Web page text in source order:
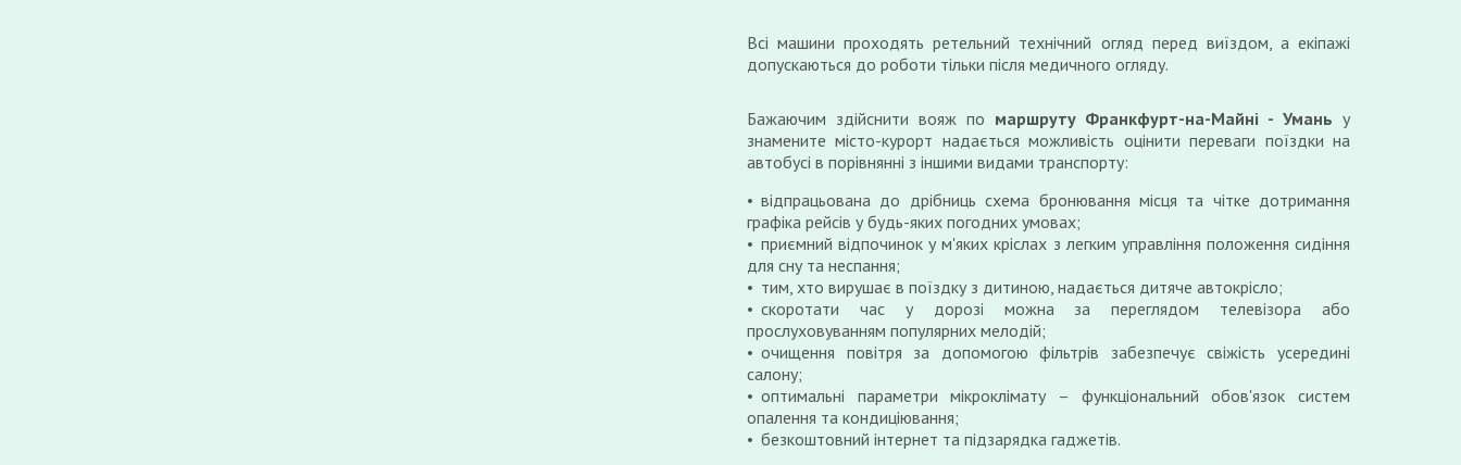
Всі машини проходять ретельний технічний огляд перед виїздом, а екіпажі
допускаються до роботи тільки після медичного огляду.
Бажаючим здійснити вояж по маршруту Франкфурт-на-Майні - Умань у
знамените місто-курорт надається можливість оцінити переваги поїздки на
автобусі в порівнянні з іншими видами транспорту:
відпрацьована до дрібниць схема бронювання місця та чітке дотримання
графіка рейсів у будь-яких погодних умовах;
приємний відпочинок у м'яких кріслах з легким управління положення сидіння
для сну та неспання;
тим, хто вирушає в поїздку з дитиною, надається дитяче автокрісло;
скоротати час у дорозі можна за переглядом телевізора або
прослуховуванням популярних мелодій;
очищення повітря за допомогою фільтрів забезпечує свіжість усередині
салону;
оптимальні параметри мікроклімату – функціональний обов'язок систем
опалення та кондиціювання;
безкоштовний інтернет та підзарядка гаджетів.